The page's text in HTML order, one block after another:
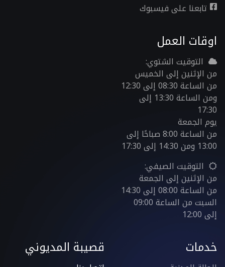
تابعنا على فيسبوك
اوقات العمل
التوقيت الشتوي:
من الإثنين إلى الخميس
من الساعة 08:30 إلى 12:30
ومن الساعة 13:30 إلى
17:30
يوم الجمعة
من الساعة 8:00 صباحًا إلى
13:00 ومن 14:30 إلى 17:30
التوقيت الصيفي:
من الإثنين إلى الجمعة
من الساعة 08:00 إلى 14:30
السبت من الساعة 09:00
إلى 12:00
خدمات قصيبة المديوني